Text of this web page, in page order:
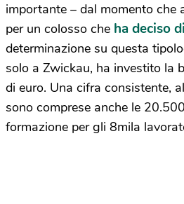
importante – dal momento che
per un colosso che ha deciso
determinazione su questa
solo a Zwickau, ha investito la
di euro. Una cifra consistente,
sono comprese anche le
formazione per gli 8mila